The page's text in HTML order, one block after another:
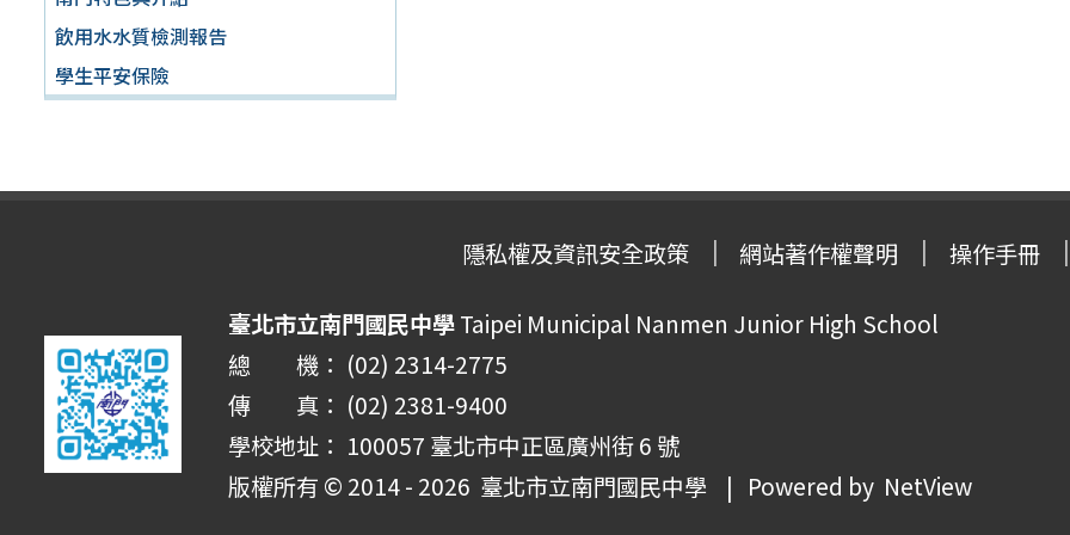
飲用水水質檢測報告
學生平安保險
隱私權及資訊安全政策 網站著作權聲明 操作手冊
臺北市立南門國民中學Taipei Municipal Nanmen Junior High School
總 機： (02) 2314-2775
傳 真： (02) 2381-9400
學校地址： 100057 臺北市中正區廣州街 6 號
版權所有 © 2014 - 2026 臺北市立南門國民中學 | Powered by NetView